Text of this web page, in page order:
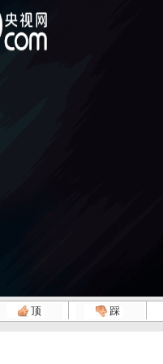
顶 踩